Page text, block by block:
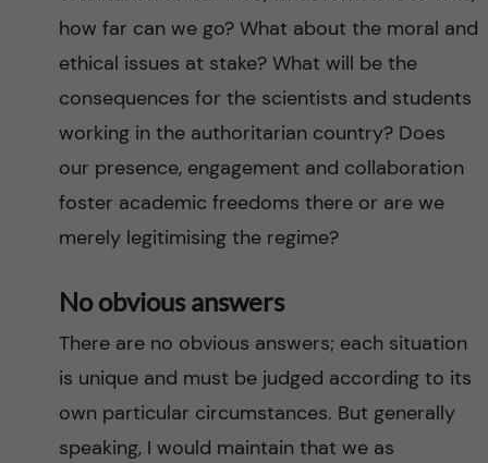
how far can we go? What about the moral and
ethical issues at stake? What will be the
consequences for the scientists and students
working in the authoritarian country? Does
our presence, engagement and collaboration
foster academic freedoms there or are we
merely legitimising the regime?
No obvious answers
There are no obvious answers; each situation
is unique and must be judged according to its
own particular circumstances. But generally
speaking, I would maintain that we as